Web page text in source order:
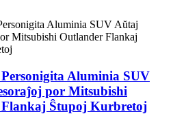
Aluminia SUV
por Mitsubishi
Ŝtupoj Kurbretoj